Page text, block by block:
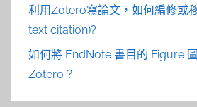
利用Zotero寫論文，如何編修或
text citation)?
如何將 EndNote 書目的 Figure
Zotero？